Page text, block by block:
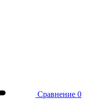
Сравнение 0